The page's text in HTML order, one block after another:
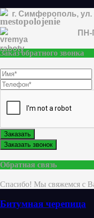
г. Симферополь, ул.
ПН-
Заказ обратного звонка
Заказать
Заказать звонок
Обратная связь
Спасибо! Мы свяжемся с
Битумная черепица